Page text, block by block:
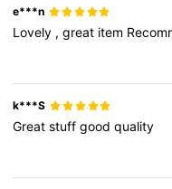
4.75
e***n
Lovely ,great item
k***S
Greatstuffgoodquality